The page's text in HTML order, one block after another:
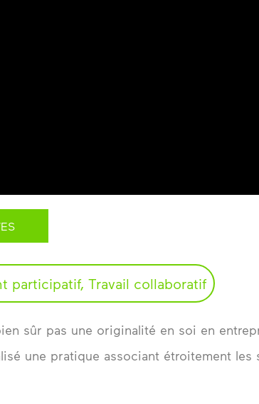
participatif, Travail collaboratif
sûr pas une originalité en soi en
une pratique associant étroitement